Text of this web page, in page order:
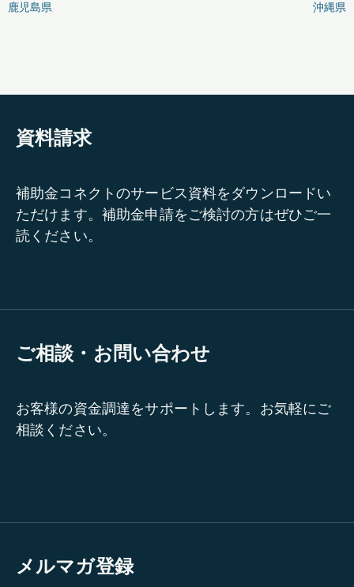
鹿児島県
沖縄県
資料請求
補助金コネクトのサービス資料をダウンロードい
ただけます。補助金申請をご検討の方はぜひご一
読ください。
ご相談・お問い合わせ
お客様の資金調達をサポートします。お気軽にご
相談ください。
メルマガ登録